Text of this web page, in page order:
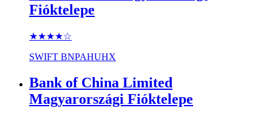
Fióktelepe
★★★★☆
SWIFT BNPAHUHX
Bank of China Limited
Magyarországi Fióktelepe